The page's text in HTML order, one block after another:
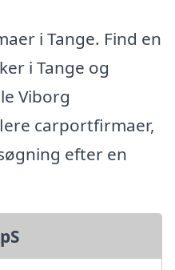
i Tange. Find en
i Tange og
Viborg
carportfirmaer,
efter en